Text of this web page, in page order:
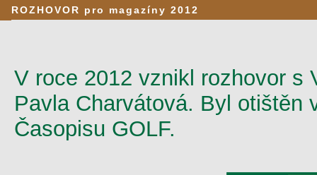
ROZHOVOR pro magazíny 2012
V roce 2012 vznikl rozhovor s
Pavla Charvátová. Byl otištěn
Časopisu GOLF.